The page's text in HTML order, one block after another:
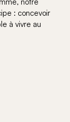
notre
: concevoir
à vivre au